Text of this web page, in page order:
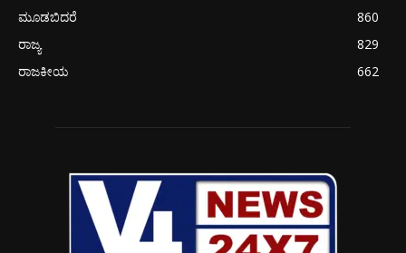
ಮೂಡಬಿದರೆ
860
ರಾಜ್ಯ
829
ರಾಜಕೀಯ
662